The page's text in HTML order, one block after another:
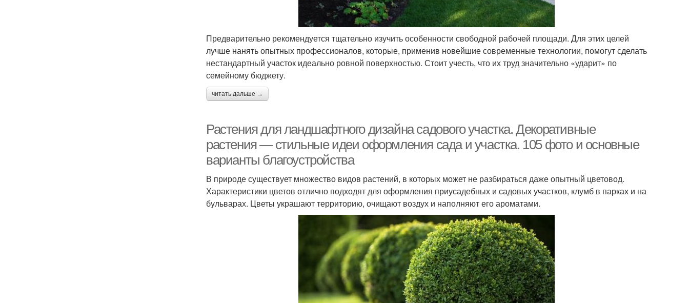
Предварительно рекомендуется тщательно изучить особенности свободной рабочей площади. Для этих целей
лучше нанять опытных профессионалов, которые, применив новейшие современные технологии, помогут сделать
нестандартный участок идеально ровной поверхностью. Стоит учесть, что их труд значительно «ударит» по
семейному бюджету.
читать дальше →
Растения для ландшафтного дизайна садового участка. Декоративные
растения — стильные идеи оформления сада и участка. 105 фото и основные
варианты благоустройства
В природе существует множество видов растений, в которых может не разбираться даже опытный цветовод.
Характеристики цветов отлично подходят для оформления приусадебных и садовых участков, клумб в парках и на
бульварах. Цветы украшают территорию, очищают воздух и наполняют его ароматами.